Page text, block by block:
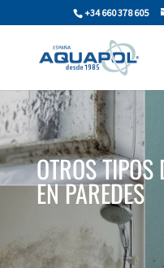
+34 660 378 605
OTROS
EN PAREDES